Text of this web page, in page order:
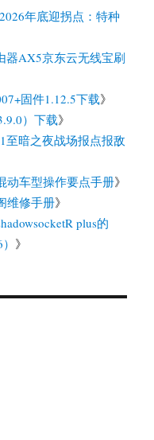
年底迎拐点：特种
器AX5京东云无线宝刷
固件1.12.5下载》
）下载》
至暗之夜战场报点报敌
动车型操作要点手册》
维修手册》
plus的
》